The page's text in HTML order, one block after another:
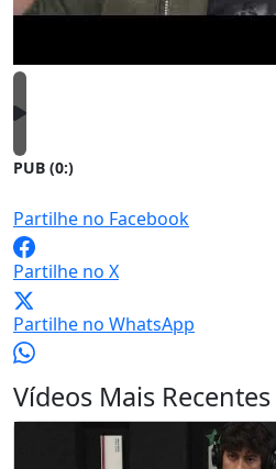
PUB (0:)
Partilhe no Facebook
Partilhe no X
Partilhe no WhatsApp
Vídeos Mais Recentes